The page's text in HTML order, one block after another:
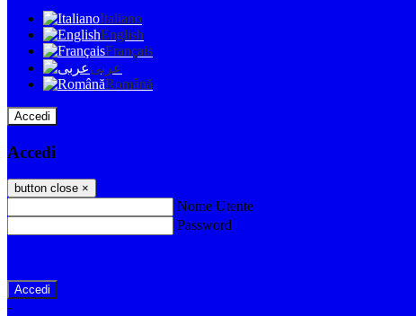
Italiano
English
Français
عربى
Română
Accedi
Accedi
button close ×
Nome Utente
Password
-